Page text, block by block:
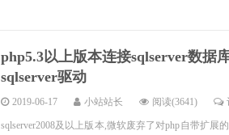
php5.3以上版本连接sqlserver数据
sqlserver驱动
2019-06-17 小站站长 阅读(3641)
sqlserver2008及以上版本,微软废弃了对php自带扩展